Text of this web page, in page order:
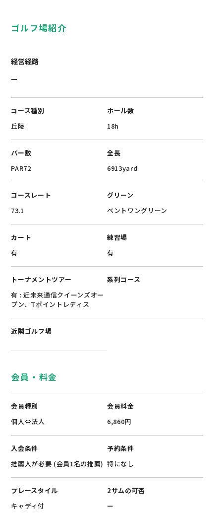
ゴルフ場紹介
経営経路
ー
コース種別
‎丘陵
ホール数
18h
パー数
PAR72
全長
6913yard
コースレート
73.1
グリーン
ベントワングリーン
カート
有
練習場
有
トーナメントツアー
有 : 近未来通信クイーンズオー
プン、Tポイントレディス
系列コース
近隣ゴルフ場
会員・料金
会員種別
個人⇔法人
会員料金
6,860円
入会条件
推薦人が必要 (会員1名の推薦)
予約条件
特になし
プレースタイル
キャディ付
2サムの可否
ー